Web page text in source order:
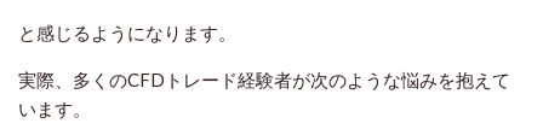
と感じるようになります。
実際、多くのCFDトレード経験者が次のような悩みを抱えて
います。